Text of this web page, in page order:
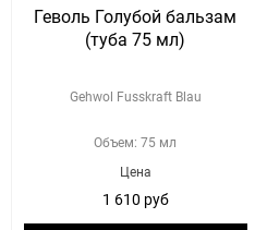
Геволь Голубой бальзам
(туба 75 мл)
Gehwol Fusskraft Blau
Объем: 75 мл
Цена
1 610 руб